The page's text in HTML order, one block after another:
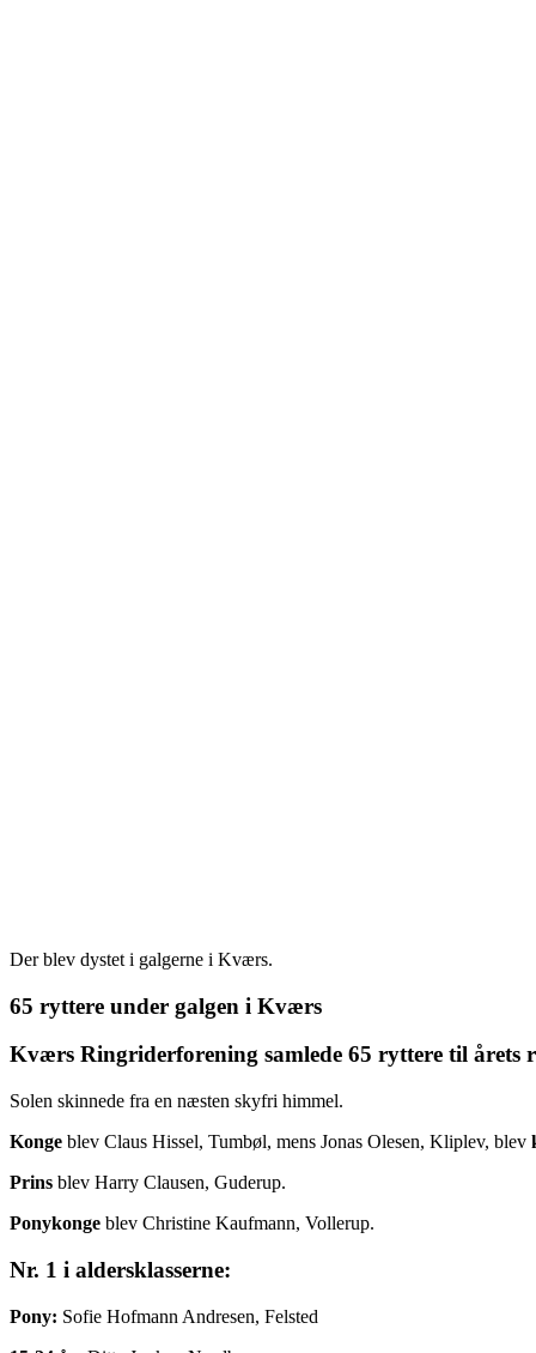
Der blev dystet i galgerne i Kværs.
65 ryttere under galgen i Kværs
Kværs Ringriderforening samlede 65 ryttere til årets
Solen skinnede fra en næsten skyfri himmel.
Konge blev Claus Hissel, Tumbøl, mens Jonas Olesen, Kliplev, blev
Prins blev Harry Clausen, Guderup.
Ponykonge blev Christine Kaufmann, Vollerup.
Nr. 1 i aldersklasserne:
Pony: Sofie Hofmann Andresen, Felsted